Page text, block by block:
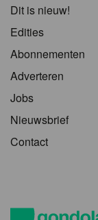
Dit is nieuw!
Edities
Abonnementen
Adverteren
Jobs
Nieuwsbrief
Contact